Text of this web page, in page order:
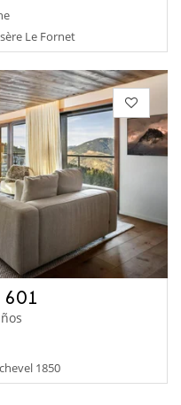
Le Fornet
601
1850